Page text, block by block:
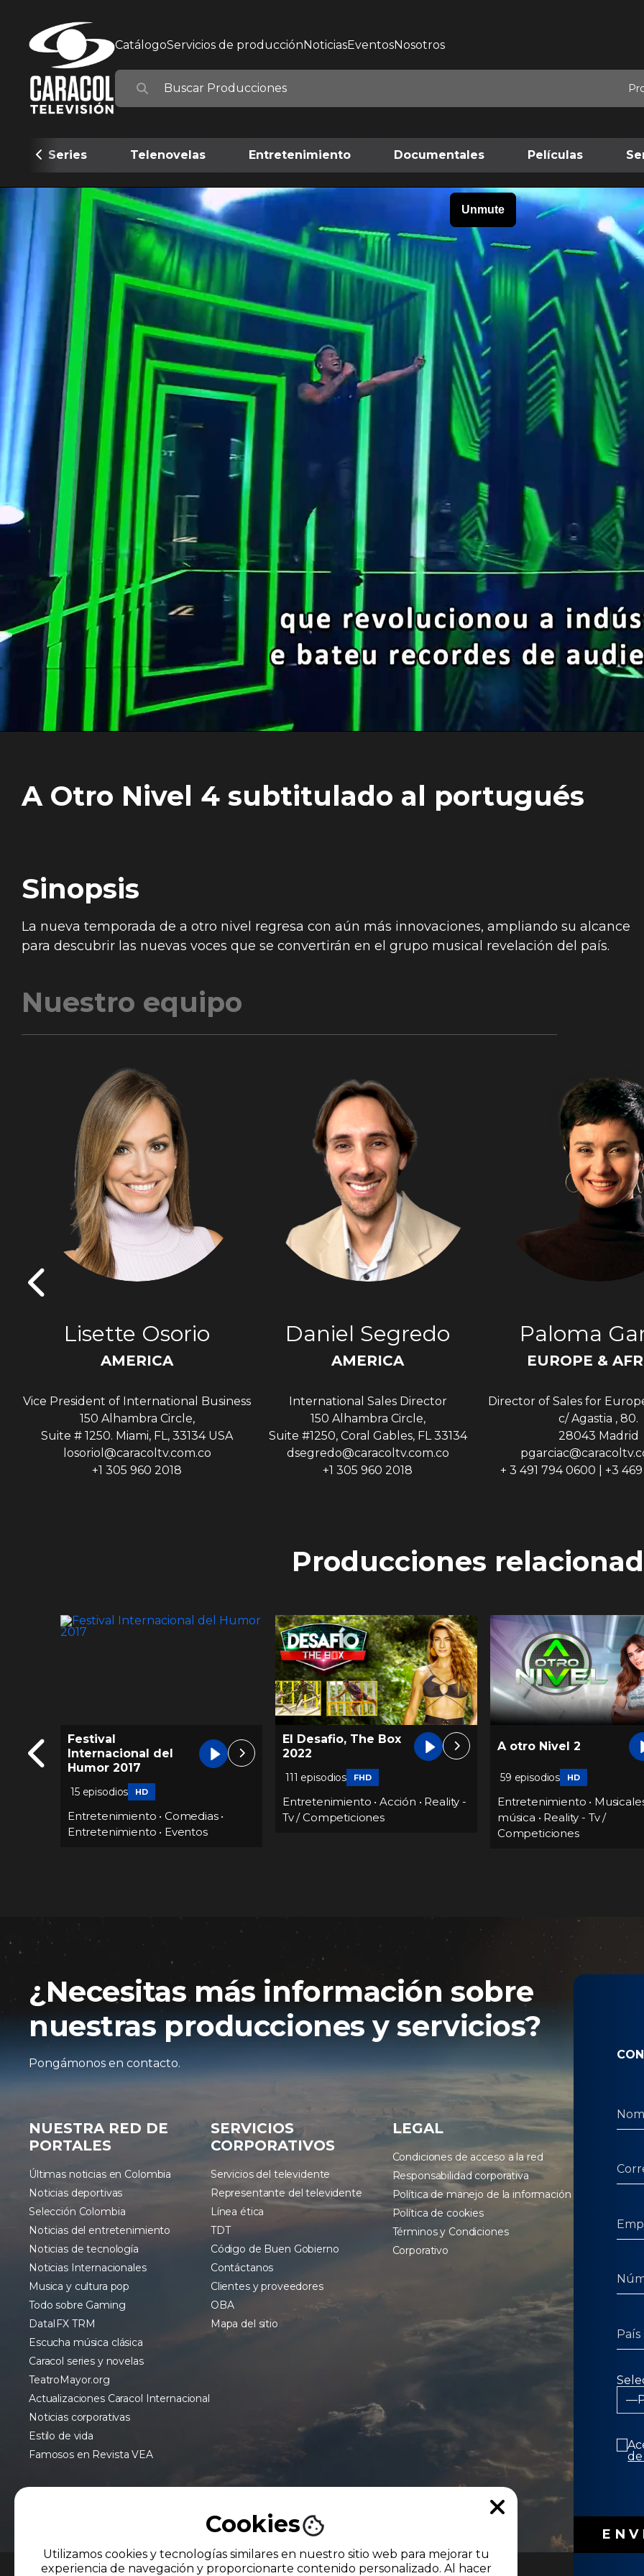
CatálogoServicios de producción NoticiasEventosNosotros
Series Telenovelas Entretenimiento Documentales Películas
A Otro Nivel 4 subtitulado al portugués
Sinopsis
La nueva temporada de a otro nivel regresa con aún más innovaciones, ampliando su alcance
para descubrir las nuevas voces que se convertirán en el grupo musical revelación del país.
Nuestro equipo
Lisette Osorio
AMERICA
Vice President of International Business
150 Alhambra Circle,
Suite # 1250. Miami, FL, 33134 USA
losoriol@caracoltv.com.co
+1 305 960 2018
Daniel Segredo
AMERICA
International Sales Director
150 Alhambra Circle,
Suite #1250, Coral Gables, FL 33134
dsegredo@caracoltv.com.co
+1 305 960 2018
Paloma
EUROPE &
Director of Sales for
c/ Agastia , 80.
28043 Madrid
+ 3 491 794 0600 | +3
Producciones
El Desafio, The Box
2022
Entretenimiento
Tv / Competiciones
A otro Nivel 2
59 episodios HD
Entretenimiento • Musicales -
música•Reality - Tv /
Superchef
Entretenimiento•
Competiciones• Shows
¿Necesitas más información sobre
nuestras producciones y servicios?
Pongámonos en contacto.
NUESTRA RED DE
PORTALES
Últimas noticias en Colombia
Noticias deportivas
Selección Colombia
Noticias del entretenimiento
Noticias de tecnología
Noticias Internacionales
Musica y cultura pop
Todo sobre Gaming
DataIFX TRM
Escucha música clásica
Caracol series y novelas
TeatroMayor.org
Actualizaciones Caracol Internacional
Noticias corporativas
Estilo de vida
Famosos en Revista VEA
SERVICIOS
CORPORATIVOS
Servicios del televidente
Representante del televidente
Línea ética
TDT
Código de Buen Gobierno
Contáctanos
Clientes y proveedores
OBA
Mapa del sitio
LEGAL
Condiciones de acceso a la red
Responsabilidad corporativa
Política de manejo de la información
Política de cookies
Términos y Condiciones
Corporativo
Cookies
Utilizamos cookies y tecnologías similares en nuestro sitio web para mejorar tu
experiencia de navegación y proporcionarte contenido personalizado. Al hacer